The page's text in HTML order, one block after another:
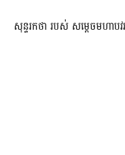
សុន្ទរកថា របស់ សម្ដេចមហា